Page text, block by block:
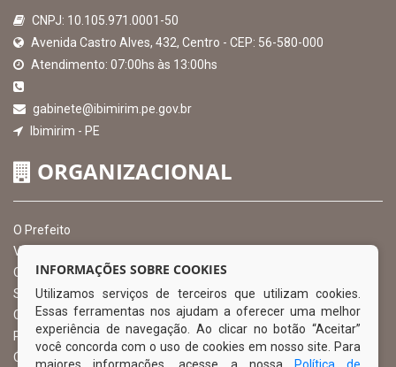
CNPJ: 10.105.971.0001-50
Avenida Castro Alves, 432, Centro - CEP: 56-580-000
Atendimento: 07:00hs às 13:00hs
gabinete@ibimirim.pe.gov.br
Ibimirim - PE
ORGANIZACIONAL
O Prefeito
Vice Prefeito
Ouvidoria Municipal
Serviço de Informação ao Cidadão – SIC
Chefe de Gabinete
Procuradoria Geral
Órgão de Controle Interno
INFORMAÇÕES SOBRE COOKIES
Utilizamos serviços de terceiros que utilizam cookies.
Essas ferramentas nos ajudam a oferecer uma melhor
experiência de navegação. Ao clicar no botão “Aceitar”
você concorda com o uso de cookies em nosso site. Para